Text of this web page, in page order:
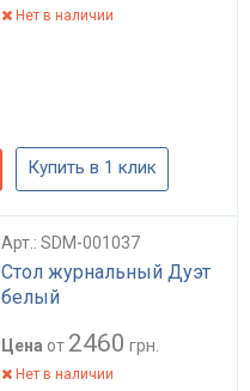
Нет в наличии
Купить в 1 клик
Арт.: SDM-001037
Стол журнальный Дуэт
белый
Цена от 2460 грн.
Нет в наличии